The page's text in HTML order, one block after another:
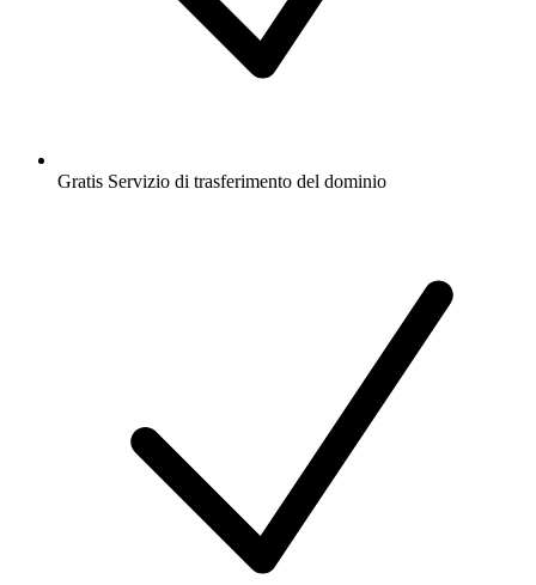
Gratis Servizio di trasferimento del dominio